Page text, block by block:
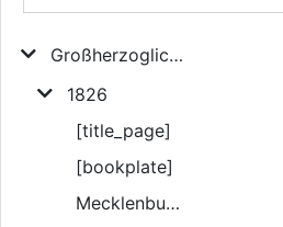
Großherzoglich-Mecklenburg-Schwerinscher Staats-Kalender
1826
[title_page]
[bookplate]
Mecklenburg-Schwerinscher Zeit-Kalender. 1826. [ZeitRechnung].